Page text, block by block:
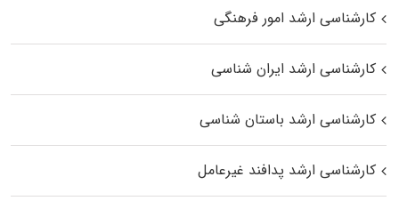
کارشناسی ارشد امور فرهنگی
کارشناسی ارشد ایران شناسی
کارشناسی ارشد باستان شناسی
کارشناسی ارشد پدافند غیرعامل